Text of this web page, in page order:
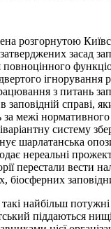
розгорнутою
засад
ігнорування
з питань
заповідній
межі
систему
шарлатанська
нереальні
перестали вести
такі найбільш
піддаються